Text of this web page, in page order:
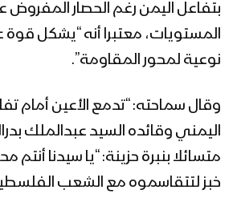
بتفاعل اليمن رغم الحصار
المستويات، معتبرا أنه “يشكل
نوعية لمحور المقاومة”.
وقال سماحته: “تدمع الأعين أمام
اليمني وقائده السيد عبدالملك
متسائلا بنبرة حزينة: “يا سيدنا
خبز لتتقاسموه مع الشعب